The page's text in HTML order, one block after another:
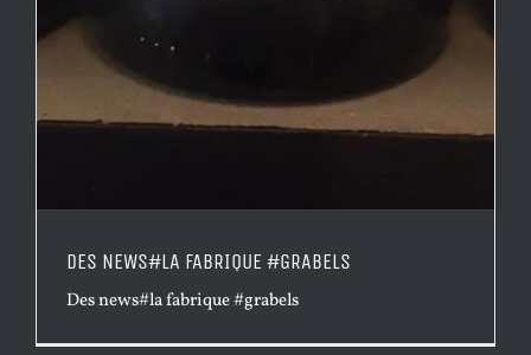
DES NEWS#LA FABRIQUE #GRABELS
Des news#la fabrique #grabels